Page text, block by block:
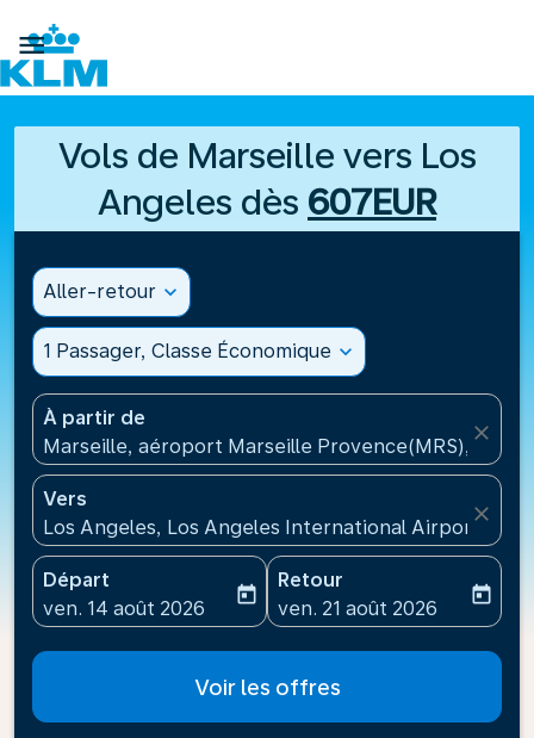

Vols de Marseille vers Los
Angeles dès 607EUR
Aller-retour expand_more
1 Passager, Classe Économique expand_more
À partir de
Marseille, aéroport Marseille Provence(MRS),
close
Vers
Los Angeles, Los Angeles International
close
Départ
fc-booking-departure-date-aria-label
ven. 14 août 2026
today
Retour
fc-booking-return-date-
ven. 21 août 2026
today
Voir les offres